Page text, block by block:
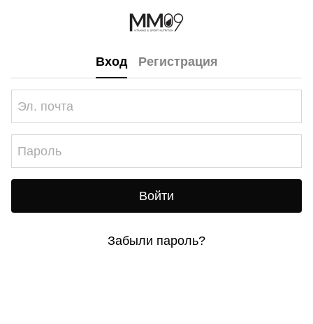
Вход Регистрация
Войти
Забыли пароль?